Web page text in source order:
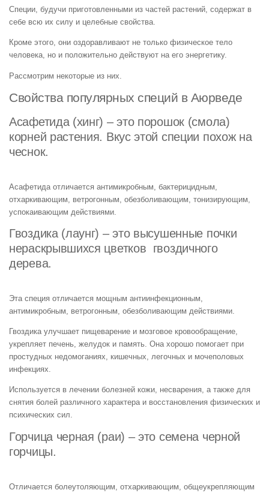
Специи, будучи приготовленными из частей растений, содержат в
себе всю их силу и целебные свойства.
Кроме этого, они оздоравливают не только физическое тело
человека, но и положительно действуют на его энергетику.
Рассмотрим некоторые из них.
Свойства популярных специй в Аюрведе
Асафетида (хинг) – это порошок (смола)
корней растения. Вкус этой специи похож на
чеснок.
Асафетида отличается антимикробным, бактерицидным,
отхаркивающим, ветрогонным, обезболивающим, тонизирующим,
успокаивающим действиями.
Гвоздика (лаунг) – это высушенные почки
нераскрывшихся цветков гвоздичного
дерева.
Эта специя отличается мощным антиинфекционным,
антимикробным, ветрогонным, обезболивающим действиями.
Гвоздика улучшает пищеварение и мозговое кровообращение,
укрепляет печень, желудок и память. Она хорошо помогает при
простудных недомоганиях, кишечных, легочных и мочеполовых
инфекциях.
Используется в лечении болезней кожи, несварения, а также для
снятия болей различного характера и восстановления физических и
психических сил.
Горчица черная (paи) – это семена черной
горчицы.
Отличается болеутоляющим, отхаркивающим, общеукрепляющим